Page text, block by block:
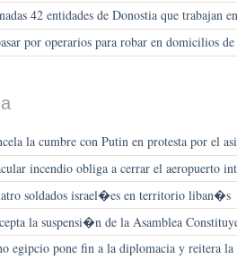
42 entidades de Donostia que
por operarios para robar en domicilios
la cumbre con Putin en protesta por el
incendio obliga a cerrar el aeropuerto
soldados israel�es en territorio liban�s
la suspensi�n de la Asamblea
egipcio pone fin a la diplomacia y reitera la